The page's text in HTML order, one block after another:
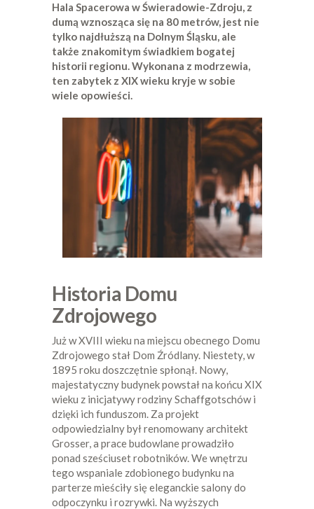
Hala Spacerowa w Świeradowie-Zdroju, z
dumą wznosząca się na 80 metrów, jest nie
tylko najdłuższą na Dolnym Śląsku, ale
także znakomitym świadkiem bogatej
historii regionu. Wykonana z modrzewia,
ten zabytek z XIX wieku kryje w sobie
wiele opowieści.
Historia Domu
Zdrojowego
Już w XVIII wieku na miejscu obecnego Domu
Zdrojowego stał Dom Źródlany. Niestety, w
1895 roku doszczętnie spłonął. Nowy,
majestatyczny budynek powstał na końcu XIX
wieku z inicjatywy rodziny Schaffgotschów i
dzięki ich funduszom. Za projekt
odpowiedzialny był renomowany architekt
Grosser, a prace budowlane prowadziło
ponad sześciuset robotników. We wnętrzu
tego wspaniale zdobionego budynku na
parterze mieściły się eleganckie salony do
odpoczynku i rozrywki. Na wyższych